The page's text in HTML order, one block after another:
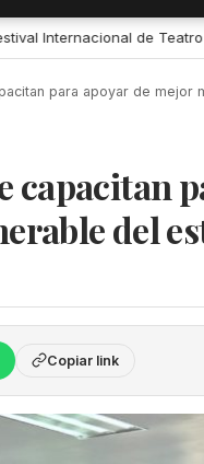
UNAM • Cultura
para apoyar de
capacitan
del
Copiar link